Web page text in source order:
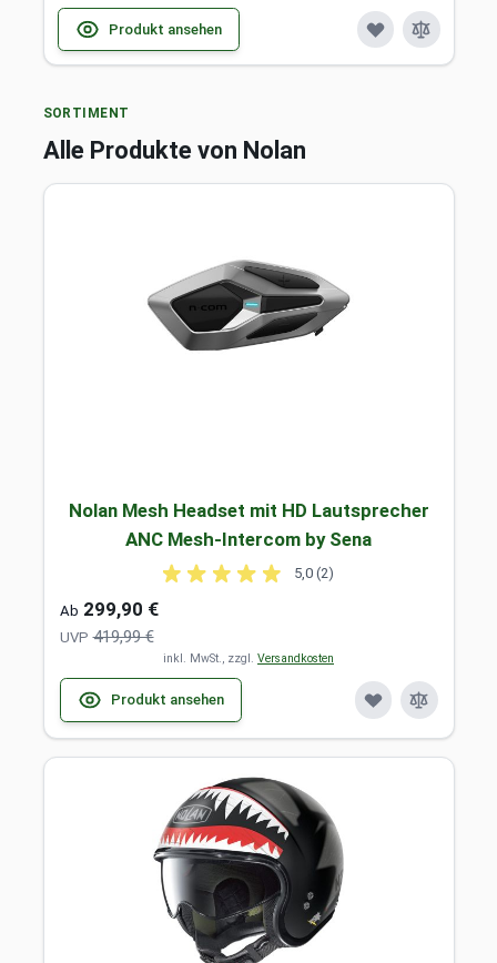
Produkt ansehen
SORTIMENT
Alle Produkte von Nolan
Nolan Mesh Headset mit HD Lautsprecher
ANC Mesh-Intercom by Sena
5,0 (2)
Ab 299,90 €
UVP 419,99 €
inkl. MwSt., zzgl. Versandkosten
Produkt ansehen